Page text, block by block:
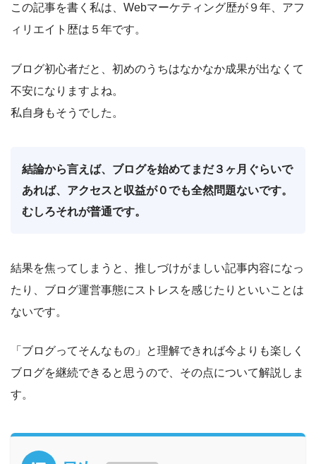
この記事を書く私は、Webマーケティング歴が９年、アフ
ィリエイト歴は５年です。
ブログ初心者だと、初めのうちはなかなか成果が出なくて
不安になりますよね。
私自身もそうでした。
結論から言えば、ブログを始めてまだ３ヶ月ぐらいで
あれば、アクセスと収益が０でも全然問題ないです。
むしろそれが普通です。
結果を焦ってしまうと、推しづけがましい記事内容になっ
たり、ブログ運営事態にストレスを感じたりといいことは
ないです。
「ブログってそんなもの」と理解できれば今よりも楽しく
ブログを継続できると思うので、その点について解説しま
す。